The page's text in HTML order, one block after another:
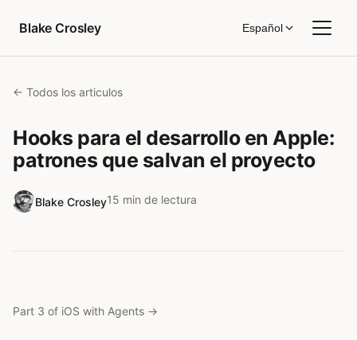
Blake Crosley
Español
← Todos los articulos
Hooks para el desarrollo en Apple:
patrones que salvan el proyecto
Blake Crosley15 min de lectura
Part 3 of iOS with Agents →